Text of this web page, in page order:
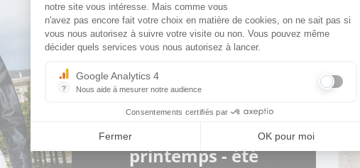
notre site vous intéresse. Mais comme vous
n'avez pas encore fait votre choix en matière de cookies, on ne sait pas si
vous nous autorisez à suivre votre visite ou non. Vous pouvez même
décider quels services vous nous autorisez à lancer.
?
Google Analytics 4
Nous aide à mesurer notre audience
Essentiel pour la gestion du site web, il permet de mesurer des
Consentements certifiés par
Fermer OK pour moi
Axeptio consent
Sélection
printemps - été